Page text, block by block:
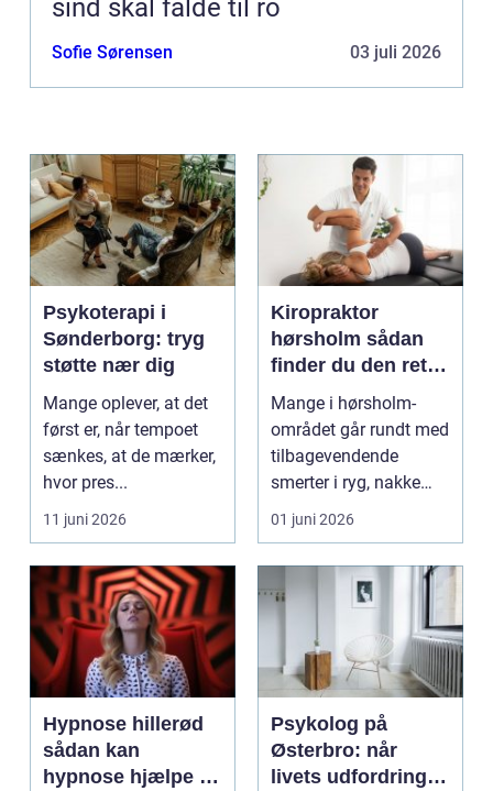
sind skal falde til ro
Sofie Sørensen 03 juli 2026
Psykoterapi i
Sønderborg: tryg
støtte nær dig
Mange oplever, at det
først er, når tempoet
sænkes, at de mærker,
hvor pres...
11 juni 2026
Kiropraktor
hørsholm sådan
finder du den rette
behandling i
nordsjælland
Mange i hørsholm-
området går rundt med
tilbagevendende
smerter i ryg, nakke
eller hoved uden at få
d...
01 juni 2026
Hypnose hillerød
sådan kan
hypnose hjælpe i
Psykolog på
Østerbro: når
livets udfordringer